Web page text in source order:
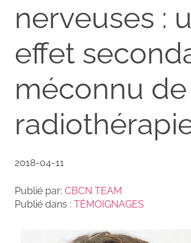
nerveuses :
effet
méconnu
2018-04-11
Publié par: CBCN TEAM
Publié dans : TÉMOIGNAGES